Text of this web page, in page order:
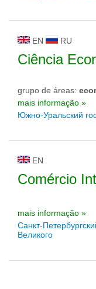
EN RU
Ciência
grupo de áreas:
mais informação »
Южно-Уральский
EN
Comércio
mais informação »
Санкт-
Великого